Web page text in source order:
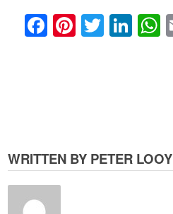
Facebook
Pinterest
WRITTEN BY PETER